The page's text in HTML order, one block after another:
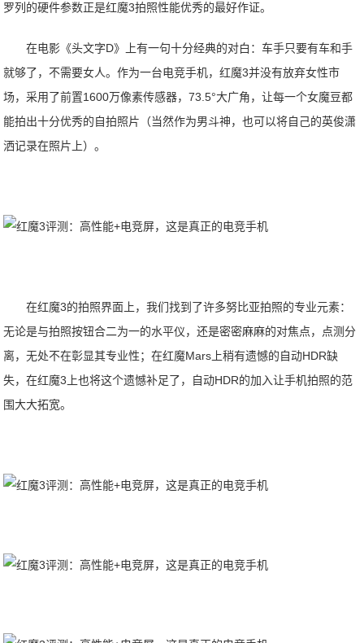
罗列的硬件参数正是红魔3拍照性能优秀的最好作证。
在电影《头文字D》上有一句十分经典的对白：车手只要有车和手
就够了，不需要女人。作为一台电竞手机，红魔3并没有放弃女性市
场，采用了前置1600万像素传感器，73.5°大广角，让每一个女魔豆都
能拍出十分优秀的自拍照片（当然作为男斗神，也可以将自己的英俊潇
洒记录在照片上）。
在红魔3的拍照界面上，我们找到了许多努比亚拍照的专业元素：
无论是与拍照按钮合二为一的水平仪，还是密密麻麻的对焦点，点测分
离，无处不在彰显其专业性；在红魔Mars上稍有遗憾的自动HDR缺
失，在红魔3上也将这个遗憾补足了，自动HDR的加入让手机拍照的范
围大大拓宽。